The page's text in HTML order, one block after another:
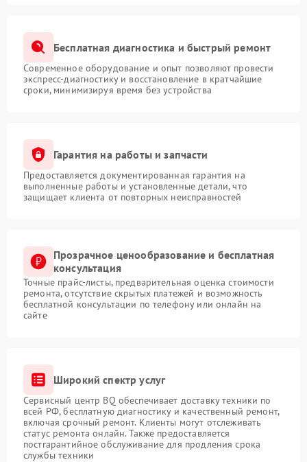
Бесплатная диагностика и быстрый ремонт
Современное оборудование и опыт позволяют провести
экспресс-диагностику и восстановление в кратчайшие
сроки, минимизируя время без устройства
Гарантия на работы и запчасти
Предоставляется документированная гарантия на
выполненные работы и установленные детали, что
защищает клиента от повторных неисправностей
Прозрачное ценообразование и бесплатная
консультация
Точные прайс-листы, предварительная оценка стоимости
ремонта, отсутствие скрытых платежей и возможность
бесплатной консультации по телефону или онлайн на
сайте
Широкий спектр услуг
Сервисный центр BQ обеспечивает доставку техники по
всей РФ, бесплатную диагностику и качественный ремонт,
включая срочный ремонт. Клиенты могут отслеживать
статус ремонта онлайн. Также предоставляется
постгарантийное обслуживание для продления срока
службы техники